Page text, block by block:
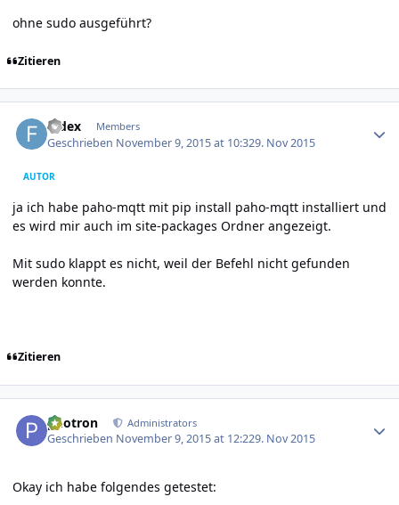
ohne sudo ausgeführt?
Zitieren
fedex Members
Geschrieben November 9, 2015 at 10:329. Nov 2015
AUTOR
ja ich habe paho-mqtt mit pip install paho-mqtt installiert und
es wird mir auch im site-packages Ordner angezeigt.
Mit sudo klappt es nicht, weil der Befehl nicht gefunden
werden konnte.
Zitieren
photron Administrators
Geschrieben November 9, 2015 at 12:229. Nov 2015
Okay ich habe folgendes getestet: